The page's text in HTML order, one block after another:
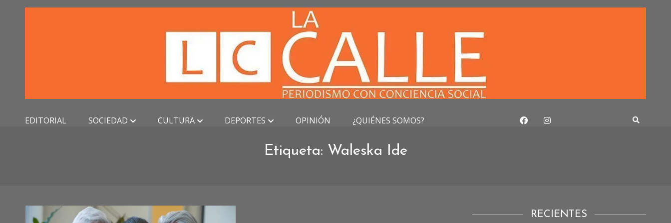
EDITORIAL SOCIEDAD CULTURA DEPORTES OPINIÓN ¿QUIÉNES SOMOS?
Etiqueta: Waleska Ide
RECIENTES